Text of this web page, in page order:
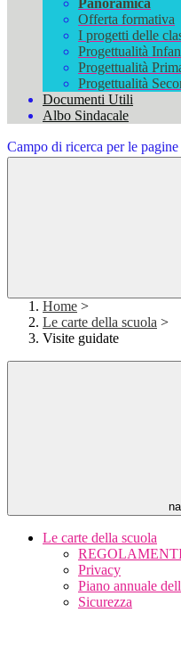
Panoramica
Offerta formativa
I progetti delle
Progettualità
Progettualità
Progettualità
Documenti Utili
Albo Sindacale
Campo di ricerca per le
Home >
Le carte della scuola >
Visite guidate
Le carte della scuola
Privacy
Piano annuale
Sicurezza